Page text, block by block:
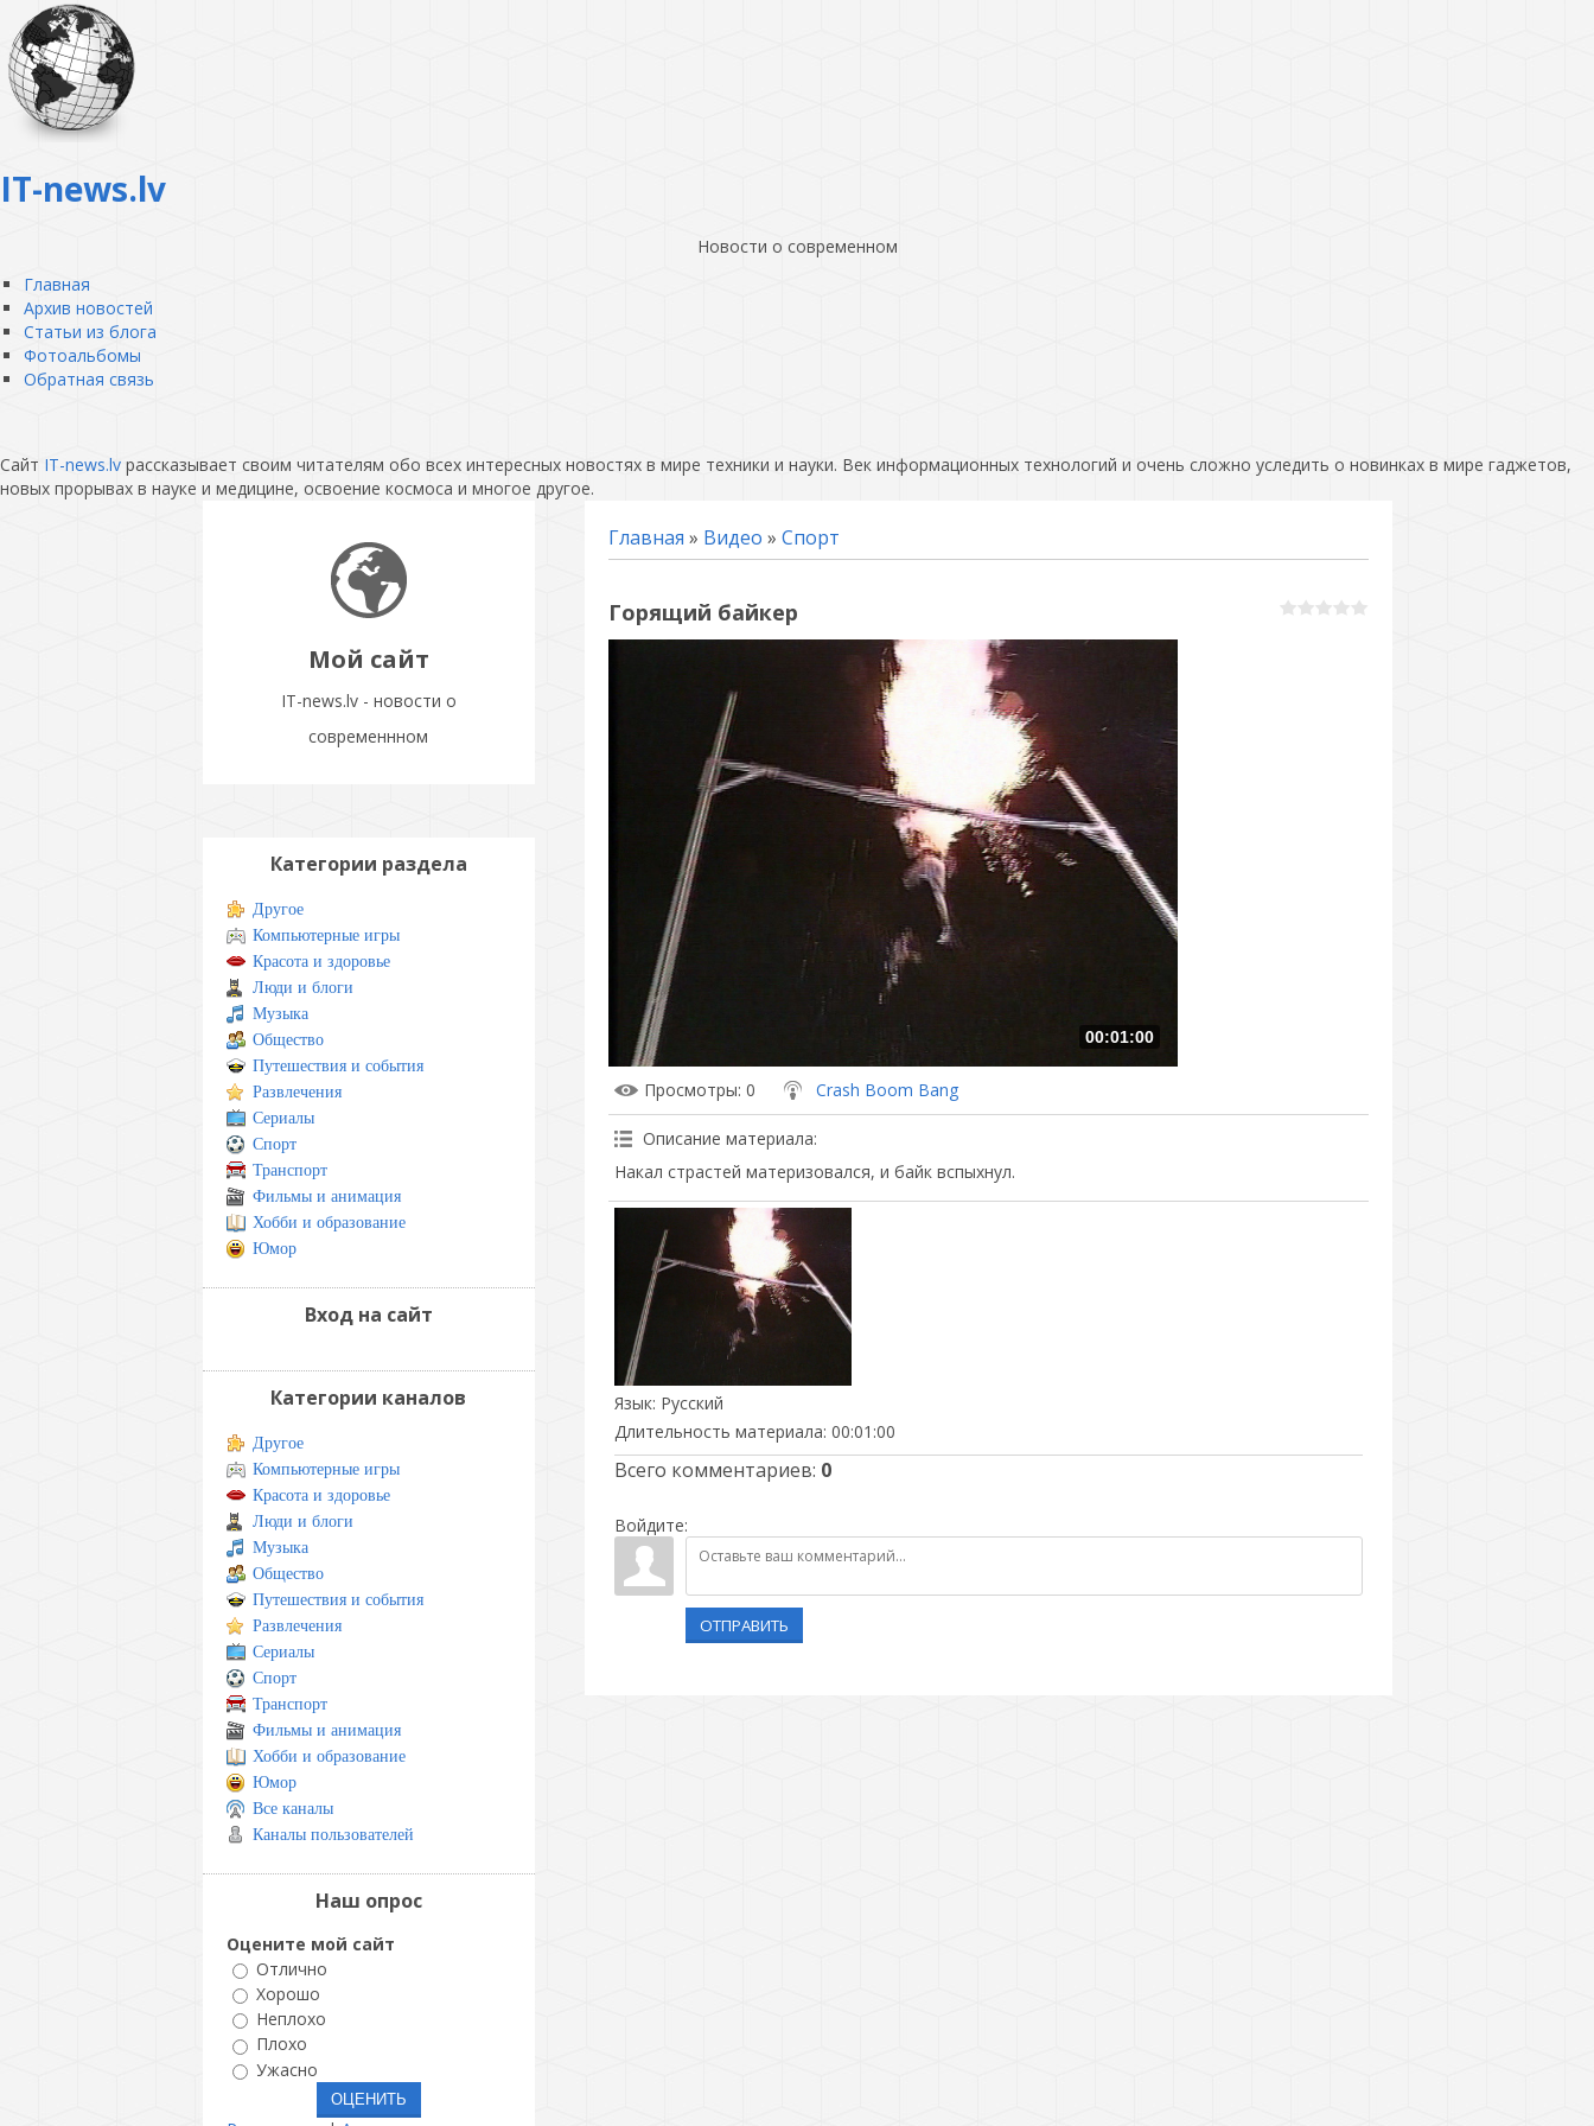
IT-news.lv
Новости о современном
Главная
Архив новостей
Статьи из блога
Фотоальбомы
Обратная связь
Сайт IT-news.lv рассказывает своим читателям обо всех интересных новостях в мире техники и науки. Век информационных технологий и очень сложно уследить о новинках в мире гаджетов,
новых прорывах в науке и медицине, освоение космоса и многое другое.
Мой сайт
IT-news.lv - новости о
современнном
Главная » Видео » Спорт
Горящий байкер
00:01:00
Просмотры: 0 Crash Boom Bang
Описание материала:
Накал страстей материзовался, и байк вспыхнул.
Язык: Русский
Длительность материала: 00:01:00
Всего комментариев: 0
Войдите:
ОТПРАВИТЬ
Категории раздела
Другое
Компьютерные игры
Красота и здоровье
Люди и блоги
Музыка
Общество
Путешествия и события
Развлечения
Сериалы
Спорт
Транспорт
Фильмы и анимация
Хобби и образование
Юмор
Вход на сайт
Категории каналов
Другое
Компьютерные игры
Красота и здоровье
Люди и блоги
Музыка
Общество
Путешествия и события
Развлечения
Сериалы
Спорт
Транспорт
Фильмы и анимация
Хобби и образование
Юмор
Все каналы
Каналы пользователей
Наш опрос
Оцените мой сайт
Отлично
Хорошо
Неплохо
Плохо
Ужасно